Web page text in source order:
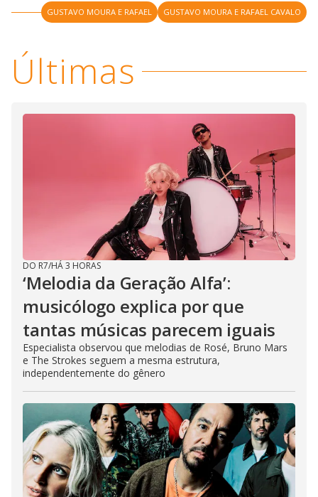
e
o
GUSTAVO MOURA E RAFAEL GUSTAVO MOURA E RAFAEL CAVALO
Últimas
DO R7/HÁ 3 HORAS
‘Melodia da Geração Alfa’:
musicólogo explica por que
tantas músicas parecem iguais
Especialista observou que melodias de Rosé, Bruno Mars
e The Strokes seguem a mesma estrutura,
independentemente do gênero